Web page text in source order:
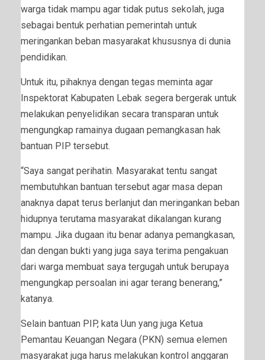
warga tidak mampu agar tidak putus sekolah, juga
sebagai bentuk perhatian pemerintah untuk
meringankan beban masyarakat khususnya di dunia
pendidikan.
Untuk itu, pihaknya dengan tegas meminta agar
Inspektorat Kabupaten Lebak segera bergerak untuk
melakukan penyelidikan secara transparan untuk
mengungkap ramainya dugaan pemangkasan hak
bantuan PIP tersebut.
“Saya sangat perihatin. Masyarakat tentu sangat
membutuhkan bantuan tersebut agar masa depan
anaknya dapat terus berlanjut dan meringankan beban
hidupnya terutama masyarakat dikalangan kurang
mampu. Jika dugaan itu benar adanya pemangkasan,
dan dengan bukti yang juga saya terima pengakuan
dari warga membuat saya tergugah untuk berupaya
mengungkap persoalan ini agar terang benerang,”
katanya.
Selain bantuan PIP, kata Uun yang juga Ketua
Pemantau Keuangan Negara (PKN) semua elemen
masyarakat juga harus melakukan kontrol anggaran